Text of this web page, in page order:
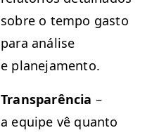
sobre o tem­po gas­to
para análise
e planejamento.
Transparên­cia –
a equipe vê quan­to